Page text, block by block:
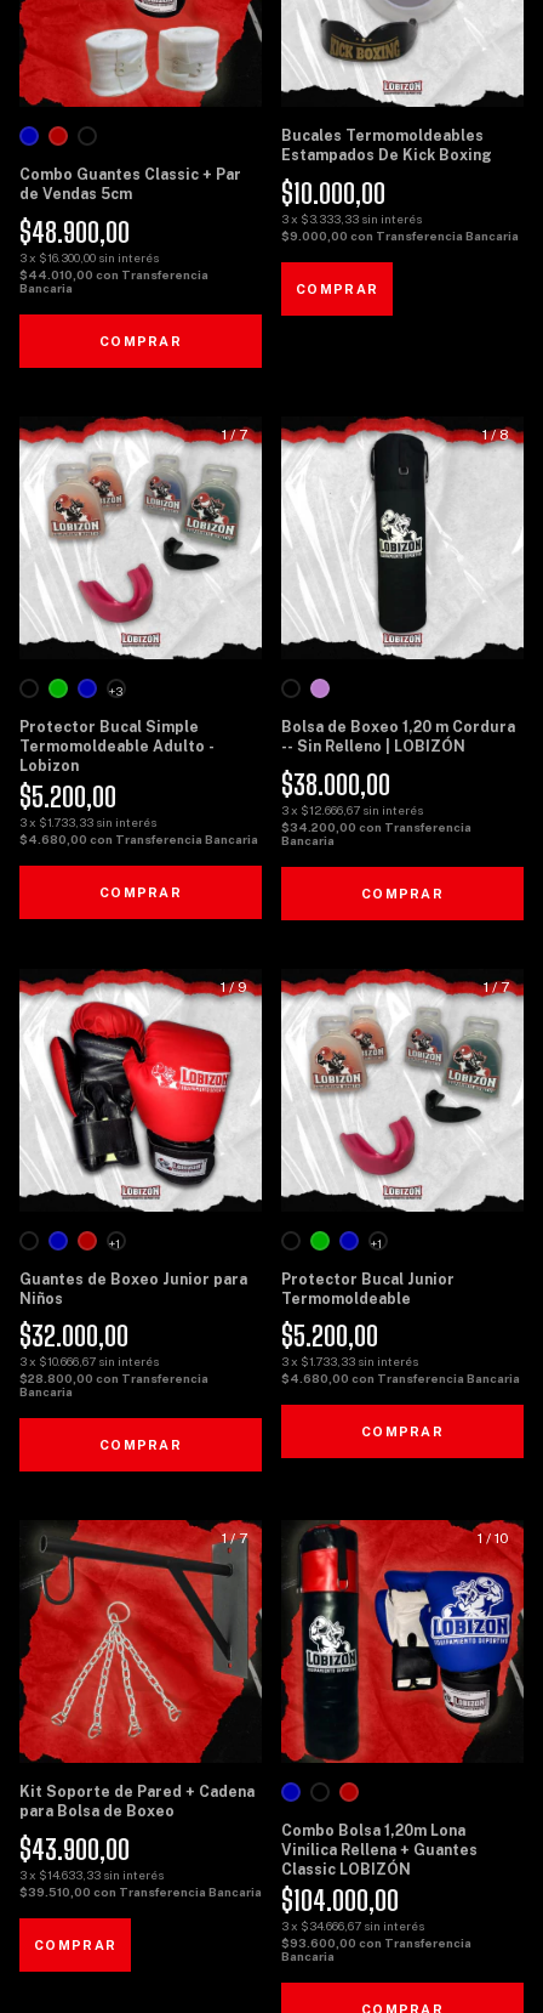
Combo Guantes Classic + Par
de Vendas 5cm
$48.900,00
3x $16.300,00 sin interés
$44.010,00 con Transferencia
Bancaria
COMPRAR
Bucales Termomoldeables
Estampados De Kick Boxing
$10.000,00
3x $3.333,33 sin interés
$9.000,00 con Transferencia Bancaria
1/7
Protector Bucal Simple
Termomoldeable Adulto -
Lobizon
$5.200,00
3x $1.733,33 sin interés
$4.680,00 con Transferencia Bancaria
+3
COMPRAR
1/8
Bolsa de Boxeo 1,20 m Cordura
-- Sin Relleno | LOBIZÓN
$38.000,00
3x $12.666,67 sin interés
$34.200,00 con Transferencia
Bancaria
COMPRAR
1/9
Guantes de Boxeo Junior para
Niños
$32.000,00
3x $10.666,67 sin interés
$28.800,00 con Transferencia
Bancaria
+1
COMPRAR
1/7
Protector Bucal Junior
Termomoldeable
$5.200,00
3x $1.733,33 sin interés
$4.680,00 con Transferencia Bancaria
+1
COMPRAR
1/7
Kit Soporte de Pared + Cadena
para Bolsa de Boxeo
$43.900,00
3x $14.633,33 sin interés
$39.510,00 con Transferencia Bancaria
1/10
Combo Bolsa 1,20m Lona
Vinílica Rellena + Guantes
Classic LOBIZÓN
$104.000,00
3x $34.666,67 sin interés
$93.600,00 con Transferencia
Bancaria
COMPRAR